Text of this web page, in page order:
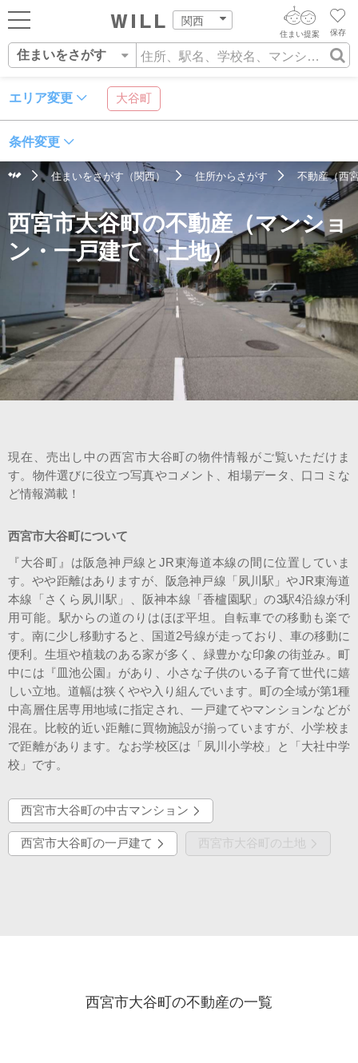
関西
ログイン
新規会員登録
住まいをさがす
住まいを売る
住まいをつくる
店舗案内
スタッフ紹介
保存
住まい提案
住まいをさがす
住まいをさがす
自宅の相場をみる
住まい事例をさが
す
街・施設をさがす
営業所をさがす
スタッフをさがす
AIウィルくんの提案
AI住まい提案を受ける
AI査定・チャット相談する
不動産エージェントの提案
価格査定を依頼する
相場データを依頼する
エリア変更 大谷町
条件変更
住所 沿線・駅 学校区
住まいをさがす（関西） 住所からさがす 不動産（西
西宮市大谷町の不動産（マンショ
ン・一戸建て・土地）
現在、売出し中の西宮市大谷町の物件情報がご覧いただけま
す。物件選びに役立つ写真やコメント、相場データ、口コミな
ど情報満載！
西宮市大谷町について
『大谷町』は阪急神戸線とJR東海道本線の間に位置していま
す。やや距離はありますが、阪急神戸線「夙川駅」やJR東海道
本線「さくら夙川駅」、阪神本線「香櫨園駅」の3駅4沿線が利
用可能。駅からの道のりはほぼ平坦。自転車での移動も楽で
す。南に少し移動すると、国道2号線が走っており、車の移動に
便利。生垣や植栽のある家が多く、緑豊かな印象の街並み。町
中には『皿池公園』があり、小さな子供のいる子育て世代に嬉
しい立地。道幅は狭くやや入り組んでいます。町の全域が第1種
中高層住居専用地域に指定され、一戸建てやマンションなどが
混在。比較的近い距離に買物施設が揃っていますが、小学校ま
で距離があります。なお学校区は「夙川小学校」と「大社中学
校」です。
西宮市大谷町の中古マンション
西宮市大谷町の一戸建て 西宮市大谷町の土地
西宮市大谷町の不動産の一覧